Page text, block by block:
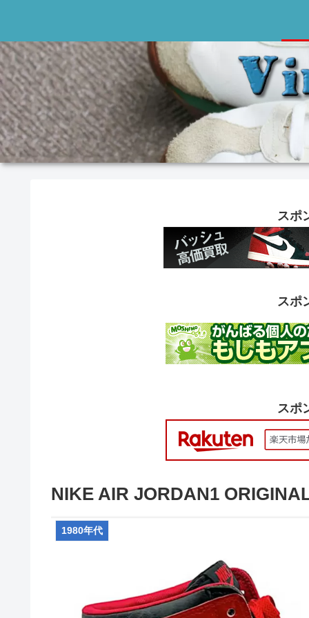
スポ
スポ
スポ
NIKE AIR JORDAN1
1980年代